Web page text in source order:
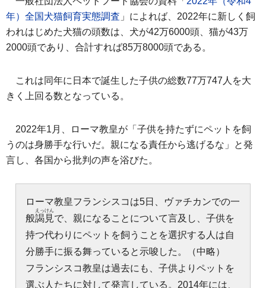
年）全国犬猫飼育実態調査 」によれば、2022年に新しく飼
われはじめた犬猫の頭数は、犬が42万6000頭、猫が43万
2000頭であり、合計すれば85万8000頭である。
これは同年に日本で誕生した子供の総数77万747人を大
きく上回る数となっている。
2022年1月、ローマ教皇が「子供を持たずにペットを飼
うのは身勝手な行いだ。親になる責任から逃げるな」と発
言し、各国から批判の声を浴びた。
ローマ教皇フランシスコは5日、ヴァチカンでの一
般謁見
えっけん
で、親になることについて言及し、子供を
持つ代わりにペットを飼うことを選択する人は自
分勝手に振る舞っていると示唆した。（中略）
フランシスコ教皇は過去にも、子供よりペットを
選ぶ人たちに対して発言している。2014年には、